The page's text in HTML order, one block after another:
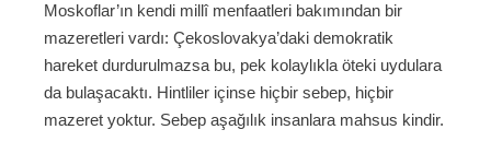
Moskoflar’ın kendi millî menfaatleri bakımından bir
mazeretleri vardı: Çekoslovakya’daki demokratik
hareket durdurulmazsa bu, pek kolaylıkla öteki uydulara
da bulaşacaktı. Hintliler içinse hiçbir sebep, hiçbir
mazeret yoktur. Sebep aşağılık insanlara mahsus kindir.